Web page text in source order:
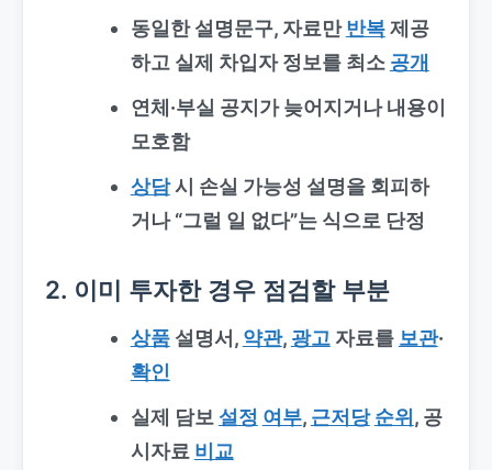
동일한 설명문구, 자료만반복제공
하고 실제 차입자 정보를 최소 공개
연체·부실 공지가 늦어지거나 내용이
모호함
상담시 손실 가능성 설명을 회피하
거나 “그럴 일 없다”는 식으로 단정
2. 이미 투자한 경우 점검할 부분
상품설명서, 약관, 광고 자료를 보관·
확인
실제 담보 설정 여부, 근저당 순위 , 공
시자료 비교